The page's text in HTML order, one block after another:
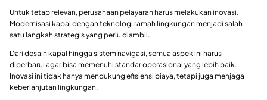
Untuk tetap relevan, perusahaan pelayaran harus melakukan inovasi.
Modernisasi kapal dengan teknologi ramah lingkungan menjadi salah
satu langkah strategis yang perlu diambil.
Dari desain kapal hingga sistem navigasi, semua aspek ini harus
diperbarui agar bisa memenuhi standar operasional yang lebih baik.
Inovasi ini tidak hanya mendukung efisiensi biaya, tetapi juga menjaga
keberlanjutan lingkungan.